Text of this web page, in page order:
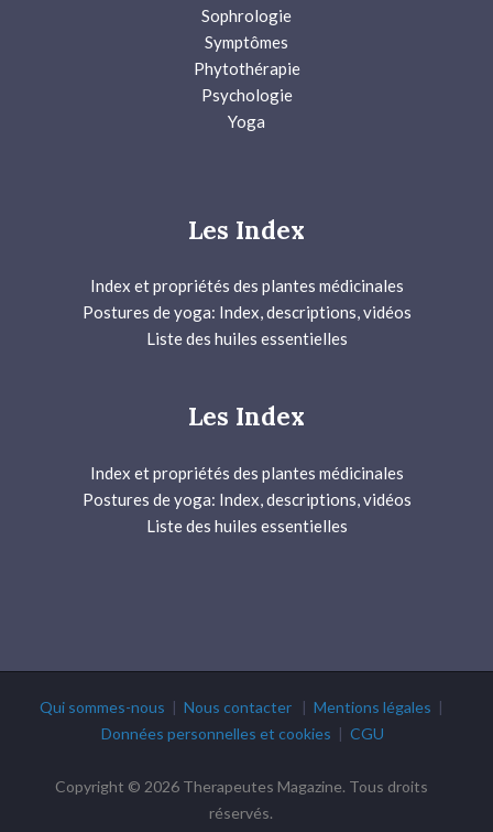
Sophrologie
Symptômes
Phytothérapie
Psychologie
Yoga
Les Index
Index et propriétés des plantes médicinales
Postures de yoga: Index, descriptions, vidéos
Liste des huiles essentielles
Les Index
Index et propriétés des plantes médicinales
Postures de yoga: Index, descriptions, vidéos
Liste des huiles essentielles
Qui sommes-nous | Nous contacter| Mentions légales |
Données personnelles et cookies | CGU
Copyright © 2026 Therapeutes Magazine. Tous droits
réservés.